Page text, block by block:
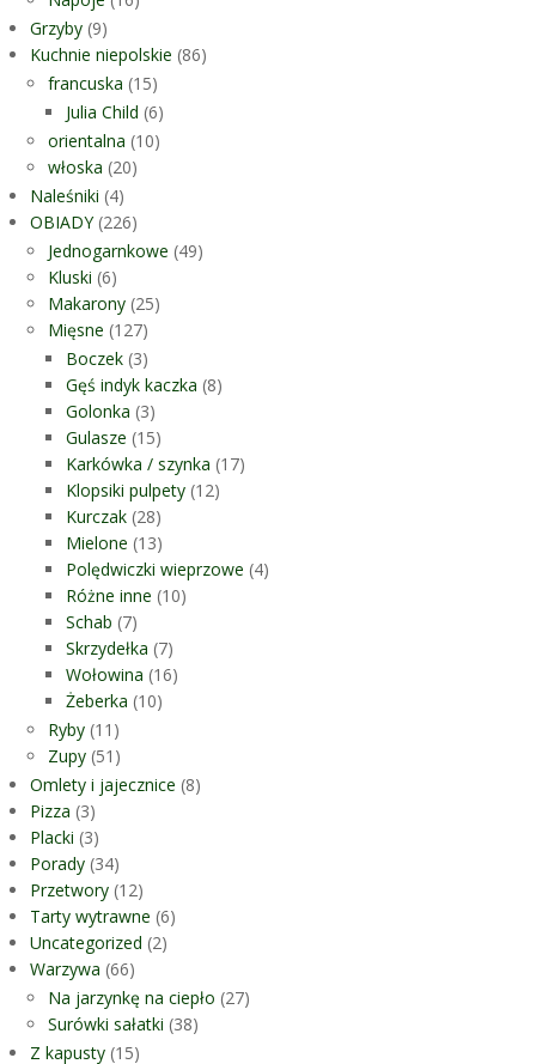
Grzyby (9)
Kuchnie niepolskie (86)
francuska (15)
Julia Child (6)
orientalna (10)
włoska (20)
Naleśniki (4)
OBIADY(226)
Jednogarnkowe (49)
Kluski (6)
Makarony (25)
Mięsne (127)
Boczek (3)
Gęś indyk kaczka (8)
Golonka (3)
Gulasze (15)
Karkówka / szynka (17)
Klopsiki pulpety (12)
Kurczak (28)
Mielone (13)
Polędwiczki wieprzowe (4)
Różne inne (10)
Schab (7)
Skrzydełka (7)
Wołowina (16)
Żeberka (10)
Ryby (11)
Zupy (51)
Omlety i jajecznice (8)
Pizza (3)
Placki (3)
Porady (34)
Przetwory (12)
Tarty wytrawne (6)
Uncategorized (2)
Warzywa (66)
Na jarzynkę na ciepło (27)
Surówki sałatki (38)
Z kapusty (15)